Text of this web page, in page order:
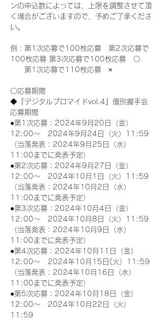
ンの申込数によっては、上限を調整させて頂
く場合がございますので、予めご了承くださ
い。
例：第1次応募で100枚応募　第2次応募で
100枚応募 第3次応募で100枚応募　〇
第1次応募で110枚応募　×
〇応募期間
◆『デジタルブロマイドvol.4』個別握手会
応募期間
●第1次応募：2024年9月20日（金）
12:00～　2024年9月24日（火）11:59
（当落発表：2024年9月25日（水）
11:00までに発表予定）
●第2次応募：2024年9月27日（金）
12:00～　2024年10月1日（火）11:59
（当落発表：2024年10月2日（水）
11:00までに発表予定）
●第3次応募：2024年10月4日（金）
12:00～　2024年10月8日（火）11:59
（当落発表：2024年10月9日（水）
11:00までに発表予定）
●第4次応募：2024年10月11日（金）
12:00～　2024年10月15日(火）11:59
（当落発表：2024年10月16日（水）
11:00までに発表予定）
●第5次応募：2024年10月18日（金）
12:00～　2024年10月22日（火）
11:59